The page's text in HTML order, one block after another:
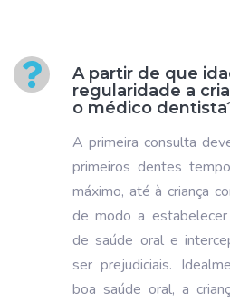
A partir de que
regularidade a
o médico
A primeira consulta
primeiros dentes
máximo, até à criança
de modo a
de saúde oral e
ser prejudiciais.
boa saúde oral, a